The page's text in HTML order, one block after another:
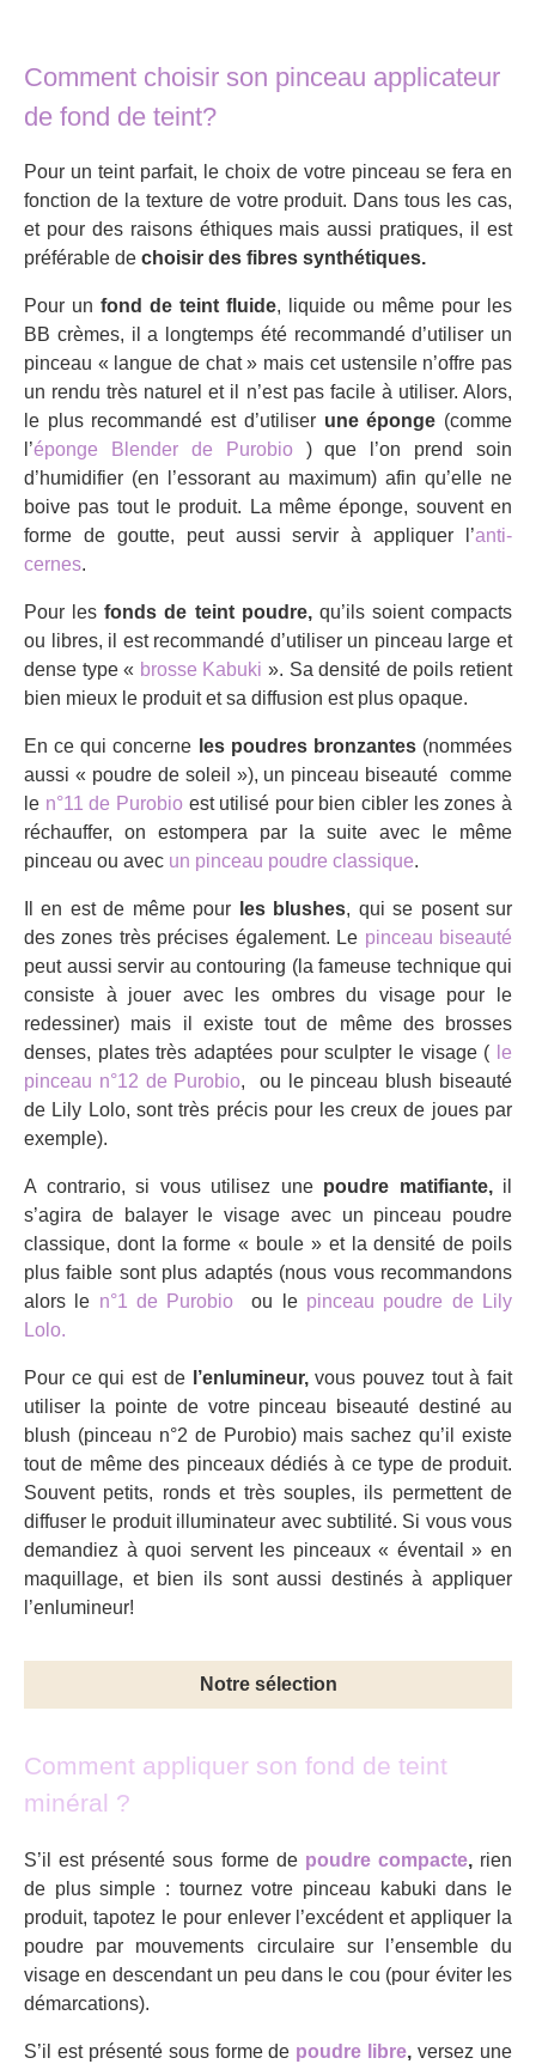
Comment choisir son pinceau applicateur
de fond de teint?
Pour un teint parfait, le choix de votre pinceau se fera en
fonction de la texture de votre produit. Dans tous les cas,
et pour des raisons éthiques mais aussi pratiques, il est
préférable de choisir des fibres synthétiques.
Pour un fond de teint fluide, liquide ou même pour les
BB crèmes, il a longtemps été recommandé d’utiliser un
pinceau « langue de chat » mais cet ustensile n’offre pas
un rendu très naturel et il n’est pas facile à utiliser. Alors,
le plus recommandé est d’utiliser une éponge (comme
l’éponge Blender de Purobio) que l’on prend soin
d’humidifier (en l’essorant au maximum) afin qu’elle ne
boive pas tout le produit. La même éponge, souvent en
forme de goutte, peut aussi servir à appliquer l’anti-
cernes.
Pour lesfonds de teint poudre,qu’ils soient compacts
ou libres, il est recommandé d’utiliser un pinceau large et
dense type « brosse Kabuki». Sa densité de poils retient
bien mieux le produit et sa diffusion est plus opaque.
En ce qui concerne les poudres bronzantes(nommées
aussi « poudre de soleil »), un pinceau biseauté comme
le n°11 de Purobioest utilisé pour bien cibler les zones à
réchauffer, on estompera par la suite avec le même
pinceau ou avec un pinceau poudre classique.
Il en est de même pour les blushes, qui se posent sur
des zones très précises également. Le pinceau biseauté
peut aussi servir au contouring (la fameuse technique qui
consiste à jouer avec les ombres du visage pour le
redessiner) mais il existe tout de même des brosses
denses, plates très adaptées pour sculpter le visage ( le
pinceau n°12 de Purobio, ou le pinceau blush biseauté
de Lily Lolo, sont très précis pour les creux de joues par
exemple).
A contrario, si vous utilisez une poudre matifiante,il
s’agira de balayer le visage avec un pinceau poudre
classique, dont la forme « boule » et la densité de poils
plus faible sont plus adaptés (nous vous recommandons
alors le n°1 de Purobio ou le pinceau poudre de Lily
Lolo.
Pour ce qui est de l’enlumineur,vous pouvez tout à fait
utiliser la pointe de votre pinceau biseauté destiné au
blush (pinceau n°2 de Purobio) mais sachez qu’il existe
tout de même des pinceaux dédiés à ce type de produit.
Souvent petits, ronds et très souples, ils permettent de
diffuser le produit illuminateur avec subtilité. Si vous vous
demandiez à quoi servent les pinceaux « éventail » en
maquillage, et bien ils sont aussi destinés à appliquer
l’enlumineur!
Notre sélection
Comment appliquer son fond de teint
minéral ?
S’il est présenté sous forme de poudre compacte,rien
de plus simple : tournez votre pinceau kabuki dans le
produit, tapotez le pour enlever l’excédent et appliquer la
poudre par mouvements circulaire sur l’ensemble du
visage en descendant un peu dans le cou (pour éviter les
démarcations).
S’il est présenté sous forme de poudre libre, versez une